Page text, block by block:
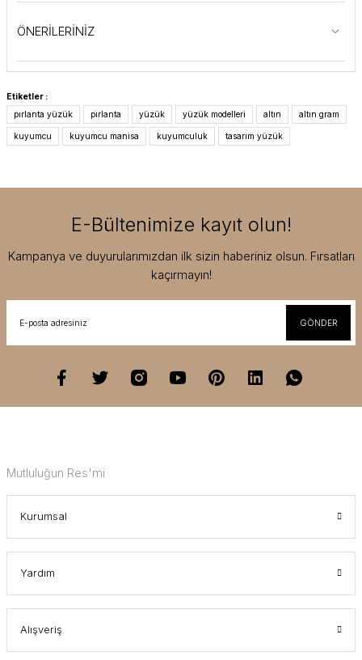
ÖNERİLERİNİZ
Etiketler :
pırlanta yüzük
pırlanta yüzük yüzük modelleri altın altın gram
kuyumcu kuyumcu manisa kuyumculuk tasarım yüzük
E-Bültenimize kayıt olun!
Kampanya ve duyurularımızdan ilk sizin haberiniz olsun. Fırsatları
kaçırmayın!
GÖNDER
Mutluluğun Res'mi
Kurumsal
Yardım
Alışveriş